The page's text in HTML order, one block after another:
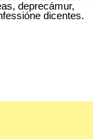
deprecámur,
dicentes.